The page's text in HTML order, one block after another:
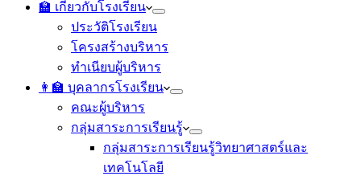
🏫 เกี่ยวกับโรงเรียน
ประวัติโรงเรียน
โครงสร้างบริหาร
ทำเนียบผู้บริหาร
👩‍🏫 บุคลากรโรงเรียน
คณะผู้บริหาร
กลุ่มสาระการเรียนรู้
กลุ่มสาระการเรียนรู้วิทยาศาสตร์และ
เทคโนโลยี